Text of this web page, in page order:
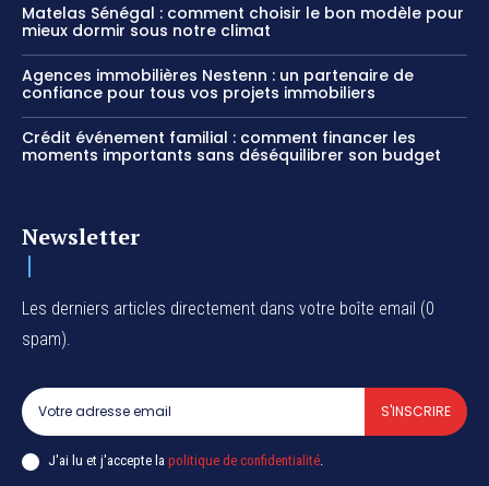
Matelas Sénégal : comment choisir le bon modèle pour
mieux dormir sous notre climat
Agences immobilières Nestenn : un partenaire de
confiance pour tous vos projets immobiliers
Crédit événement familial : comment financer les
moments importants sans déséquilibrer son budget
Newsletter
Les derniers articles directement dans votre boîte email (0
spam).
S'INSCRIRE
J'ai lu et j'accepte la politique de confidentialité.